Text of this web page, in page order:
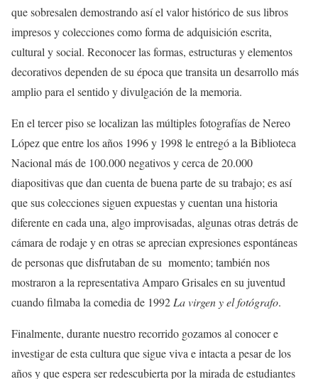
que sobresalen demostrando así el valor histórico de sus libros
impresos y colecciones como forma de adquisición escrita,
cultural y social. Reconocer las formas, estructuras y elementos
decorativos dependen de su época que transita un desarrollo más
amplio para el sentido y divulgación de la memoria.
En el tercer piso se localizan las múltiples fotografías de Nereo
López que entre los años 1996 y 1998 le entregó a la Biblioteca
Nacional más de 100.000 negativos y cerca de 20.000
diapositivas que dan cuenta de buena parte de su trabajo; es así
que sus colecciones siguen expuestas y cuentan una historia
diferente en cada una, algo improvisadas, algunas otras detrás de
cámara de rodaje y en otras se aprecian expresiones espontáneas
de personas que disfrutaban de su momento; también nos
mostraron a la representativa Amparo Grisales en su juventud
cuando filmaba la comedia de 1992 La virgen y el fotógrafo.
Finalmente, durante nuestro recorrido gozamos al conocer e
investigar de esta cultura que sigue viva e intacta a pesar de los
años y que espera ser redescubierta por la mirada de estudiantes